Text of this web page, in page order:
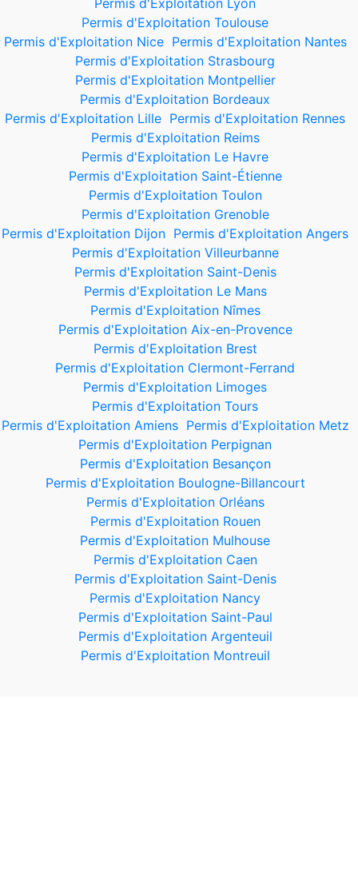
Permis d'Exploitation Lyon
Permis d'Exploitation Toulouse
Permis d'Exploitation Nice Permis d'Exploitation Nantes
Permis d'Exploitation Strasbourg
Permis d'Exploitation Montpellier
Permis d'Exploitation Bordeaux
Permis d'Exploitation Lille Permis d'Exploitation Rennes
Permis d'Exploitation Reims
Permis d'Exploitation Le Havre
Permis d'Exploitation Saint-Étienne
Permis d'Exploitation Toulon
Permis d'Exploitation Grenoble
Permis d'Exploitation Dijon Permis d'Exploitation Angers
Permis d'Exploitation Villeurbanne
Permis d'Exploitation Saint-Denis
Permis d'Exploitation Le Mans
Permis d'Exploitation Nîmes
Permis d'Exploitation Aix-en-Provence
Permis d'Exploitation Brest
Permis d'Exploitation Clermont-Ferrand
Permis d'Exploitation Limoges
Permis d'Exploitation Tours
Permis d'Exploitation Amiens Permis d'Exploitation Metz
Permis d'Exploitation Perpignan
Permis d'Exploitation Besançon
Permis d'Exploitation Boulogne-Billancourt
Permis d'Exploitation Orléans
Permis d'Exploitation Rouen
Permis d'Exploitation Mulhouse
Permis d'Exploitation Caen
Permis d'Exploitation Saint-Denis
Permis d'Exploitation Nancy
Permis d'Exploitation Saint-Paul
Permis d'Exploitation Argenteuil
Permis d'Exploitation Montreuil